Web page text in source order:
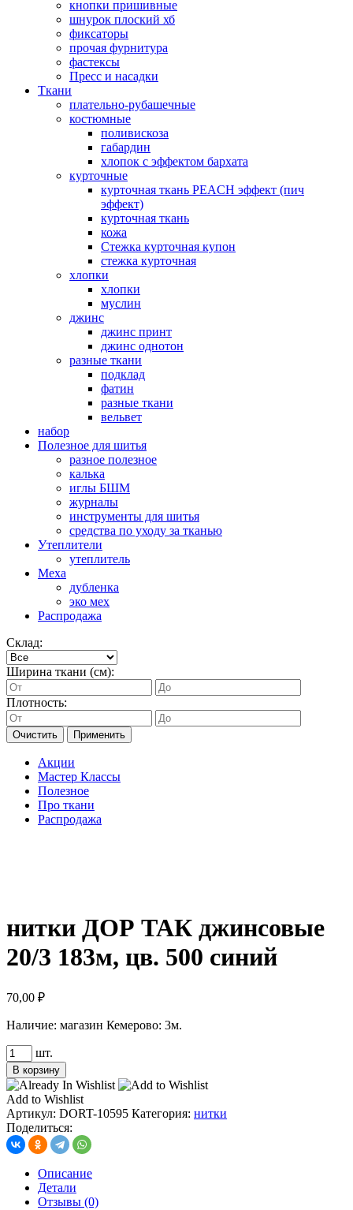
кнопки пришивные
шнурок плоский хб
фиксаторы
прочая фурнитура
фастексы
Пресс и насадки
Ткани
плательно-рубашечные
костюмные
поливискоза
габардин
хлопок с эффектом бархата
курточные
курточная ткань PEACH эффект (пич
эффект)
курточная ткань
кожа
Стежка курточная купон
стежка курточная
хлопки
хлопки
муслин
джинс
джинс принт
джинс однотон
разные ткани
подклад
фатин
разные ткани
вельвет
набор
Полезное для шитья
разное полезное
калька
иглы БШМ
журналы
инструменты для шитья
средства по уходу за тканью
Утеплители
утеплитель
Меха
дубленка
эко мех
Распродажа
Склад:
Ширина ткани (см):
Плотность:
Очистить Применить
Акции
Мастер Классы
Полезное
Про ткани
Распродажа
нитки ДОР ТАК джинсовые
20/3 183м, цв. 500 синий
70,00 ₽
Наличие: магазин Кемерово: 3м.
Количество
товара
нитки
ДОР
ТАК
джинсовые
20/3
183м,
синий
шт.
В корзину
Add to Wishlist
Артикул: DORT-10595 Категория: нитки
Поделиться:
Описание
Детали
Отзывы (0)